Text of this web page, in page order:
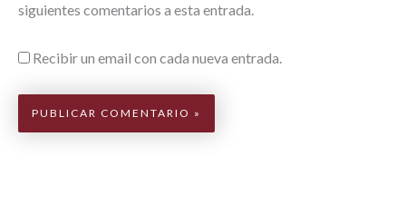
siguientes comentarios a esta entrada.
Recibir un email con cada nueva entrada.